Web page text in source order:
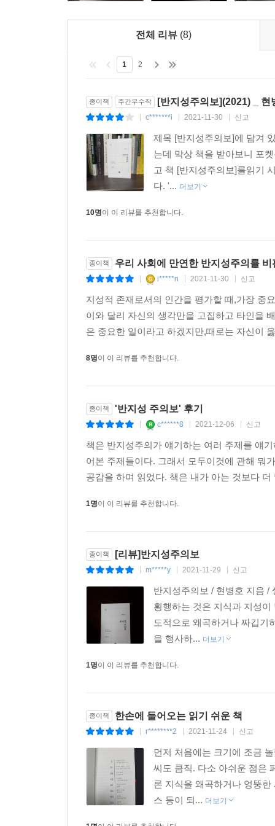
전체 리뷰 (8)
1 2
종이책 주간우수작 [반지성주의보](2021) _ 현
c*******i 2021-11-30 신고
제목 [반지성주의보]에 담겨
는데 막상 책을 받아보니 포
고 책 [반지성주의보]를읽기
다. '... 더보기
10명이 이 리뷰를 추천합니다.
종이책 우리 사회에 만연한 반지성주의를 비
i*****n 2021-11-30 신고
지성적 존재로서의 인간을 평가할 때,가장 중
이와 달리 자신의 생각만을 고집하고 타인을
은 중요한 일이라고 하겠지만,때로는 자신이
8명이 이 리뷰를 추천합니다.
종이책 '반지성 주의보' 후기
c******8 2021-12-06 신고
책은 반지성주의가 얘기하는 여러 주제를 얘
어본 주제들이다. 그래서 모두이것에 관해 뭐
공감을 하며 읽었다. 책은 내가 아는 것보다
1명이 이 리뷰를 추천합니다.
종이책 [리뷰]반지성주의보
m*****y 2021-11-29 신고
반지성주의보 / 현병호 지음 /
횡행하는 것은 지식과 지성
도적으로 왜곡하거나 짜깁기
을 행사하... 더보기
1명이 이 리뷰를 추천합니다.
종이책 한손에 들어오는 읽기 쉬운 책
r********2 2021-11-24 신고
먼저 처음에는 크기에 조금
씨도 큼직. 다소 아쉬운 점은
론 지식을 왜곡하거나 엉뚱
스 등이 되... 더보기